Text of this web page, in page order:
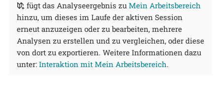
fügt das Analyseergebnis zu Mein Arbeitsbereich
hinzu, um dieses im Laufe der aktiven Session
erneut anzuzeigen oder zu bearbeiten, mehrere
Analysen zu erstellen und zu vergleichen, oder diese
von dort zu exportieren. Weitere Informationen dazu
unter: Interaktion mit Mein Arbeitsbereich.